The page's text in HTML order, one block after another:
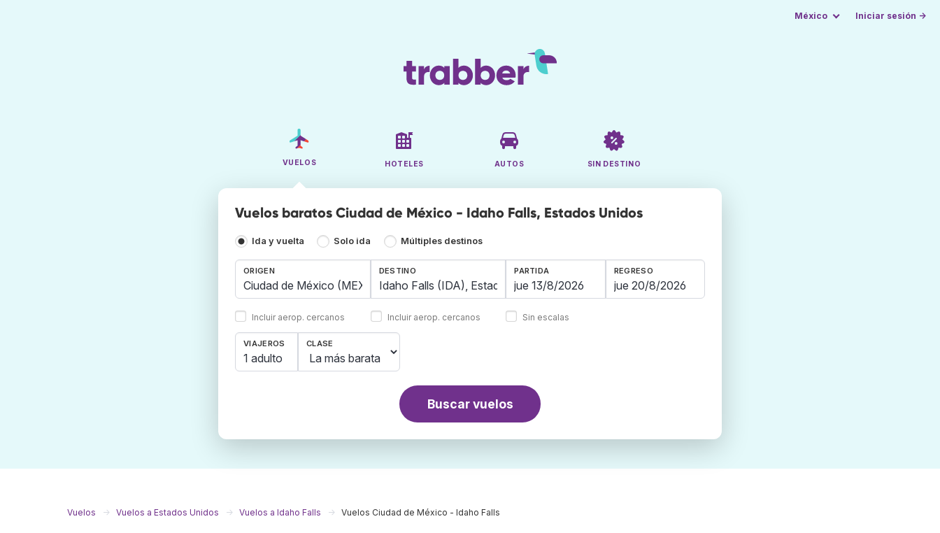
México Iniciar sesión →
VUELOS HOTELES AUTOS SIN DESTINO
Vuelos baratos Ciudad de México - Idaho Falls, Estados Unidos
Ida y vuelta Solo ida Múltiples destinos
ORIGEN
Incluir aerop. cercanos
DESTINO
Incluir aerop. cercanos
PARTIDA REGRESO
Sin escalas
VIAJEROS
1 adulto
CLASE
Buscar vuelos
Vuelos Vuelos a Estados Unidos Vuelos a Idaho Falls Vuelos Ciudad de México - Idaho Falls